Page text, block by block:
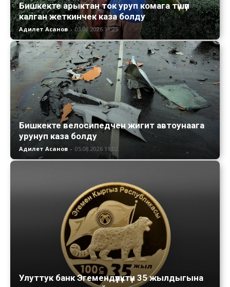
Бишкекте арыктан ток уруп комага түшүп
калган жеткинчек каза болду
Адилет Асанов - 03.08.2026 11:25
Бишкекте велосипедчен жигит автоунаага
урунуп каза болду
Адилет Асанов - 05.08.2026 11:02
Улуттук банк Эгемендүүлүктүн 35 жылдыгына